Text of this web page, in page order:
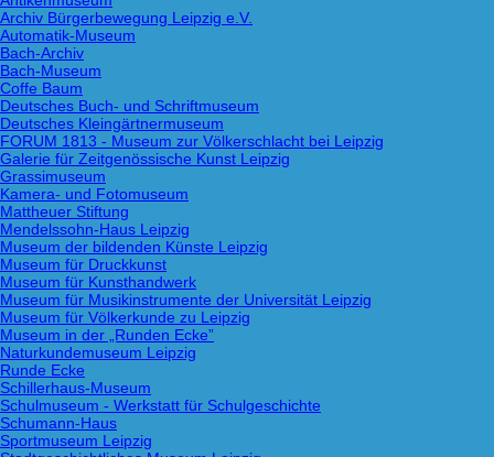
Archiv Bürgerbewegung Leipzig e.V.
Automatik-Museum
Bach-Archiv
Bach-Museum
Coffe Baum
Deutsches Buch- und Schriftmuseum
Deutsches Kleingärtnermuseum
FORUM 1813 - Museum zur Völkerschlacht bei Leipzig
Galerie für Zeitgenössische Kunst Leipzig
Grassimuseum
Kamera- und Fotomuseum
Mattheuer Stiftung
Mendelssohn-Haus Leipzig
Museum der bildenden Künste Leipzig
Museum für Druckkunst
Museum für Kunsthandwerk
Museum für Musikinstrumente der Universität Leipzig
Museum für Völkerkunde zu Leipzig
Museum in der „Runden Ecke”
Naturkundemuseum Leipzig
Runde Ecke
Schillerhaus-Museum
Schulmuseum - Werkstatt für Schulgeschichte
Schumann-Haus
Sportmuseum Leipzig